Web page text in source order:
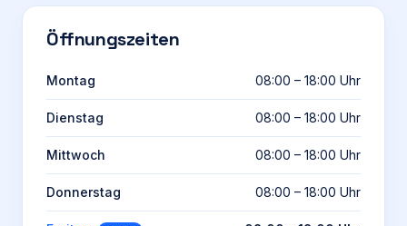
Öffnungszeiten
Montag 08:00 – 18:00 Uhr
Dienstag 08:00 – 18:00 Uhr
Mittwoch 08:00 – 18:00 Uhr
Donnerstag 08:00 – 18:00 Uhr